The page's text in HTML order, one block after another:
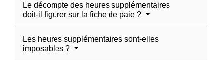
Le décompte des heures supplémentaires
doit-il figurer sur la fiche de paie ?
Les heures supplémentaires sont-elles
imposables ?